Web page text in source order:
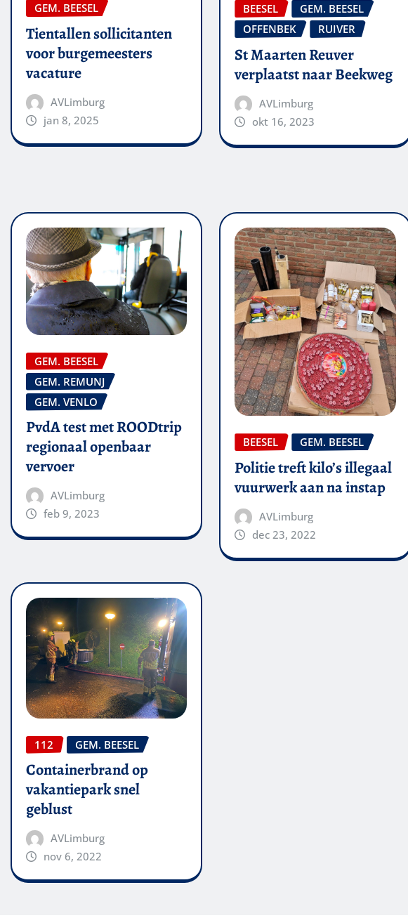
GEM. BEESEL
Tientallen sollicitanten
voor burgemeesters
vacature
AVLimburg
jan 8, 2025
BEESEL
GEM. BEESEL
OFFENBEK
RUIVER
St Maarten Reuver
verplaatst naar Beekweg
AVLimburg
okt 16, 2023
GEM. BEESEL
GEM. REMUNJ
GEM. VENLO
PvdA test met ROODtrip
regionaal openbaar
vervoer
AVLimburg
feb 9, 2023
BEESEL GEM. BEESEL
Politie treft kilo’s illegaal
vuurwerk aan na instap
AVLimburg
dec 23, 2022
112 GEM. BEESEL
Containerbrand op
vakantiepark snel
geblust
AVLimburg
nov 6, 2022